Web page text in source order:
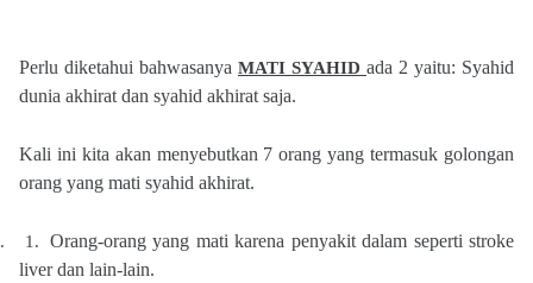
Perlu diketahui bahwasanya MATI SYAHID ada 2 yaitu: Syahid
dunia akhirat dan syahid akhirat saja.
Kali ini kita akan menyebutkan 7 orang yang termasuk golongan
orang yang mati syahid akhirat.
1.
Orang-orang yang mati karena penyakit dalam seperti stroke
liver dan lain-lain.